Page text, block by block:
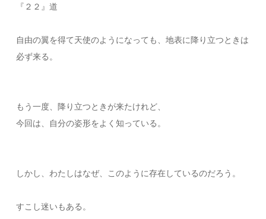
『２２』道
自由の翼を得て天使のようになっても、地表に降り立つときは
必ず来る。
もう一度、降り立つときが来たけれど、
今回は、自分の姿形をよく知っている。
しかし、わたしはなぜ、このように存在しているのだろう。
すこし迷いもある。